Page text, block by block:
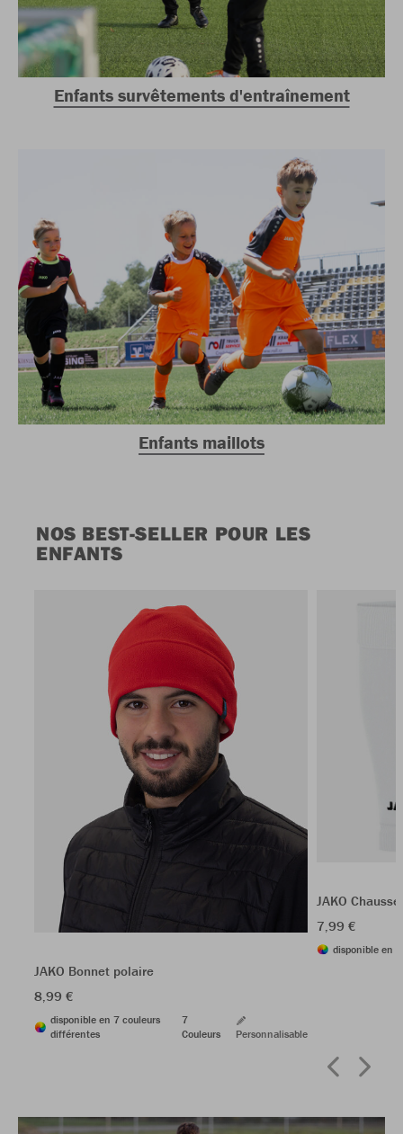
Enfants survêtements d'entraînement
Enfants maillots
NOS BEST-SELLER POUR LES
ENFANTS
JAKO Bonnet polaire
8,99 €
disponible en 7 couleurs
différentes
7
Couleurs
Personnalisable
JAKO
7,99 €
disponible en